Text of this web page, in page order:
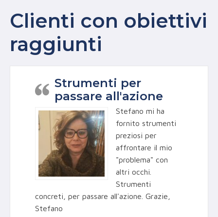
Clienti con obiettivi
raggiunti
Strumenti per
passare all'azione
Stefano mi ha
fornito strumenti
preziosi per
affrontare il mio
"problema" con
altri occhi.
Strumenti
concreti, per passare all'azione. Grazie,
Stefano